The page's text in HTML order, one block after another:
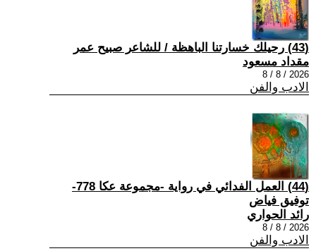
(43) رحيلك خسارتنا الباهظة / للشاعر صبيح عمر
مقداد مسعود
2026 / 8 / 8
الادب والفن
(44) العمل الفدائي في رواية -مجموعة عكا 778-
توفيق فياض
رائد الحواري
2026 / 8 / 8
الادب والفن